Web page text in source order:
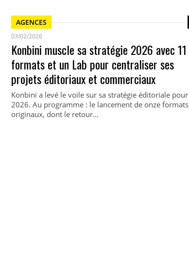
AGENCES
03/02/2026
Konbini muscle sa stratégie 2026 avec 11
formats et un Lab pour centraliser ses
projets éditoriaux et commerciaux
Konbini a levé le voile sur sa stratégie éditoriale pour
2026. Au programme : le lancement de onze formats
originaux, dont le retour…